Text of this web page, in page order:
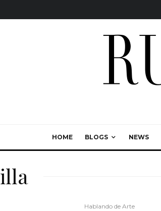
HOME BLOGS NEWS
Hablando de Arte